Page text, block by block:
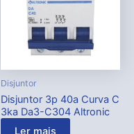
Disjuntor
Disjuntor 3p 40a Curva C
3ka Da3-C304 Altronic
Ler mais